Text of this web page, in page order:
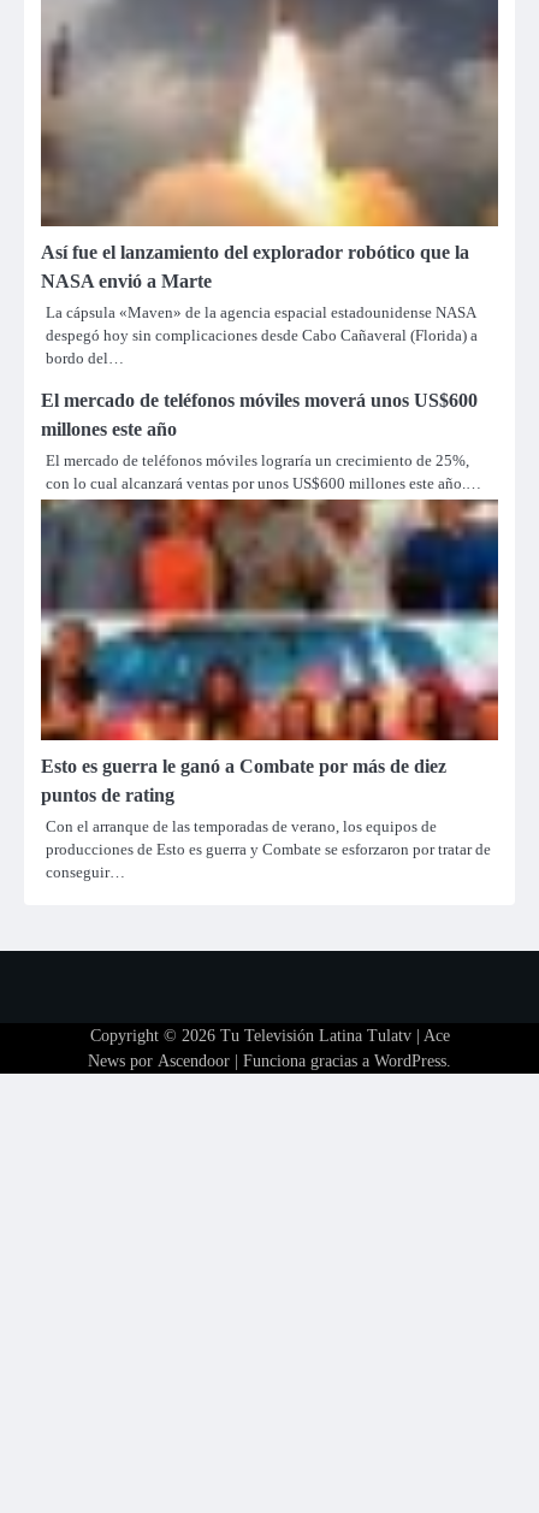
Así fue el lanzamiento del explorador robótico que la
NASA envió a Marte
La cápsula «Maven» de la agencia espacial estadounidense NASA
despegó hoy sin complicaciones desde Cabo Cañaveral (Florida) a
bordo del…
El mercado de teléfonos móviles moverá unos US$600
millones este año
El mercado de teléfonos móviles lograría un crecimiento de 25%,
con lo cual alcanzará ventas por unos US$600 millones este año.…
Esto es guerra le ganó a Combate por más de diez
puntos de rating
Con el arranque de las temporadas de verano, los equipos de
producciones de Esto es guerra y Combate se esforzaron por tratar de
conseguir…
Copyright © 2026 Tu Televisión Latina Tulatv| Ace
News por Ascendoor | Funciona gracias a WordPress.